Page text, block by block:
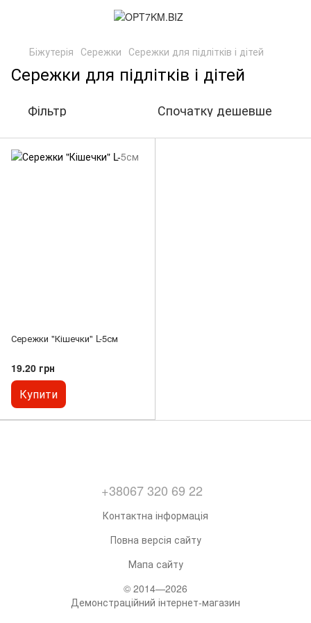
Біжутерія Сережки Сережки для підлітків і дітей
Сережки для підлітків і дітей
Фільтр Спочатку дешевше
Сережки "Кішечки" L-5см
19.20 грн
Купити
+38067 320 69 22
Контактна інформація
Повна версія сайту
Мапа сайту
© 2014—2026
Демонстраційний інтернет-магазин